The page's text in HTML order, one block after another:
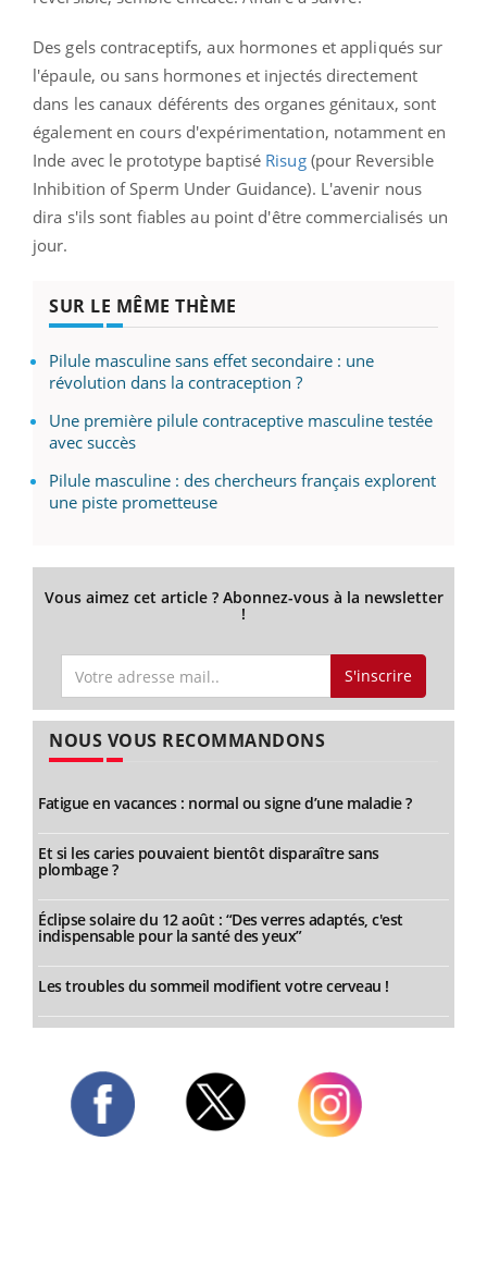
Des gels contraceptifs, aux hormones et appliqués sur
l'épaule, ou sans hormones et injectés directement
dans les canaux déférents des organes génitaux, sont
également en cours d'expérimentation, notamment en
Inde avec le prototype baptisé Risug(pour Reversible
Inhibition of Sperm Under Guidance). L'avenir nous
dira s'ils sont fiables au point d'être commercialisés un
jour.
SUR LE MÊME THÈME
Pilule masculine sans effet secondaire : une
révolution dans la contraception ?
Une première pilule contraceptive masculine testée
avec succès
Pilule masculine : des chercheurs français explorent
une piste prometteuse
Vous aimez cet article ? Abonnez-vous à la newsletter
!
S'inscrire
NOUS VOUS RECOMMANDONS
Fatigue en vacances : normal ou signe d’une maladie ?
Et si les caries pouvaient bientôt disparaître sans
plombage ?
Éclipse solaire du 12 août : “Des verres adaptés, c'est
indispensable pour la santé des yeux”
Les troubles du sommeil modifient votre cerveau !